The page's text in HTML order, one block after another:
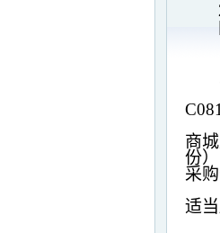
商
份
采购
适当